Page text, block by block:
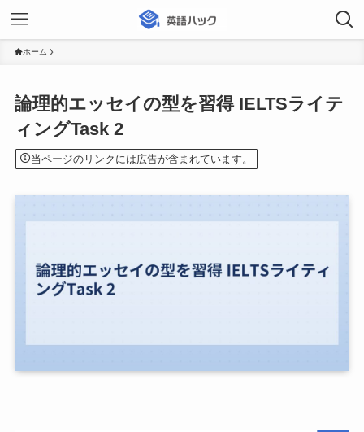
ホーム
論理的エッセイの型を習得 IELTSライテ
ィングTask 2
当ページのリンクには広告が含まれています。